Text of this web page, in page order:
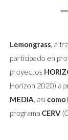
Lemongrass, a
participado en
proyectos
Horizon 2020) a
MEDIA, así como
programa CERV